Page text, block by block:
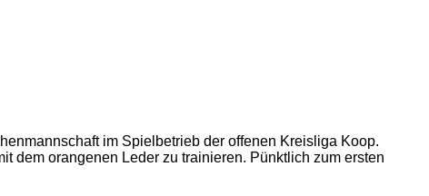
im Spielbetrieb der offenen Kreisliga Koop.
dem orangenen Leder zu trainieren. Pünktlich zum ersten